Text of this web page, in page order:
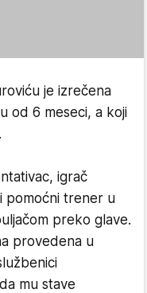
je izrečena
od 6 meseci, a koji
igrač
pomoćni trener u
preko glave.
provedena u
mu stave